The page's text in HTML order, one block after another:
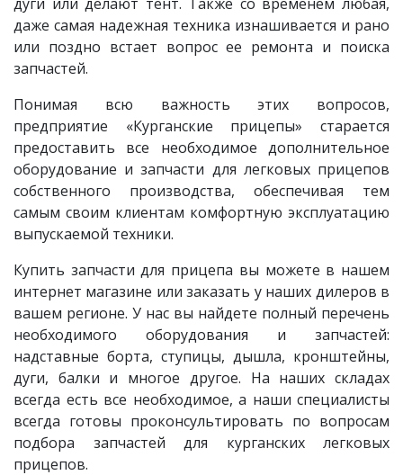
даже самая надежная техника изнашивается и рано
или поздно встает вопрос ее ремонта и поиска
запчастей.
Понимая всю важность этих вопросов,
предприятие «Курганские прицепы» старается
предоставить все необходимое дополнительное
оборудование и запчасти для легковых прицепов
собственного производства, обеспечивая тем
самым своим клиентам комфортную эксплуатацию
выпускаемой техники.
Купить запчасти для прицепа вы можете в нашем
интернет магазине или заказать у наших дилеров в
вашем регионе. У нас вы найдете полный перечень
необходимого оборудования и запчастей:
надставные борта, ступицы, дышла, кронштейны,
дуги, балки и многое другое. На наших складах
всегда есть все необходимое, а наши специалисты
всегда готовы проконсультировать по вопросам
подбора запчастей для курганских легковых
прицепов.